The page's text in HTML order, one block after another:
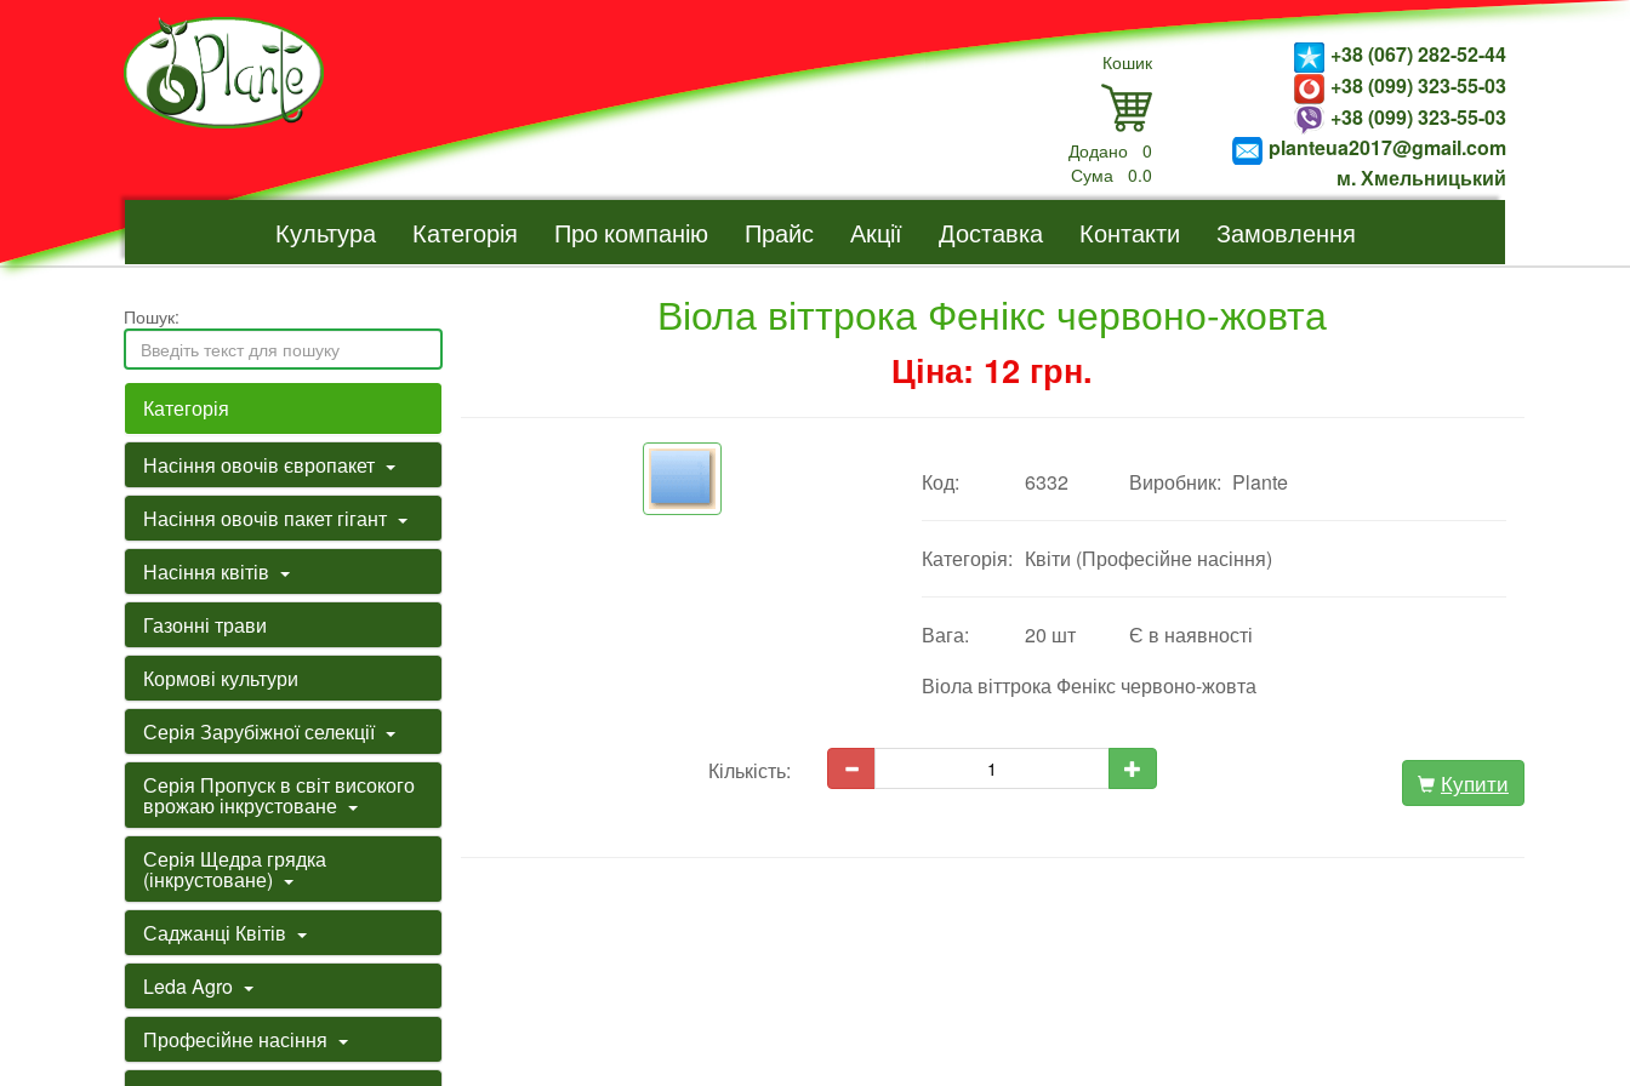
Кошик
Додано 0
Сума 0.0
+38 (067) 282-52-44
+38 (099) 323-55-03
+38 (099) 323-55-03
planteua2017@gmail.com
м. Хмельницький
Культура Категорія Про компанію Прайс Акції Доставка Контакти Замовлення
Пошук:
Категорія
Насіння овочів європакет
Насіння овочів пакет гігант
Насіння квітів
Газонні трави
Кормові культури
Серія Зарубіжної селекції
Серія Пропуск в світ високого
врожаю інкрустоване
Серія Щедра грядка
(інкрустоване)
Саджанці Квітів
Leda Agro
Професійне насіння
Віола віттрока Фенікс червоно-жовта
Ціна: 12 грн.
Код: 6332 Виробник: Plante
Категорія: Квіти (Професійне насіння)
Вага: 20 шт
Є в наявності
Віола віттрока Фенікс червоно-жовта
Кількість: Купити